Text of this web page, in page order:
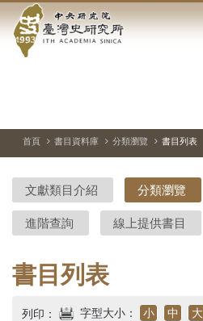
到中
央
院-
臺
灣
史
研
究
首頁 書目資料庫 分類瀏覽 書目列表
文獻類目介紹 分類瀏覽
進階查詢 線上提供書目
書目列表
列印： 字型大小： 小 中 大